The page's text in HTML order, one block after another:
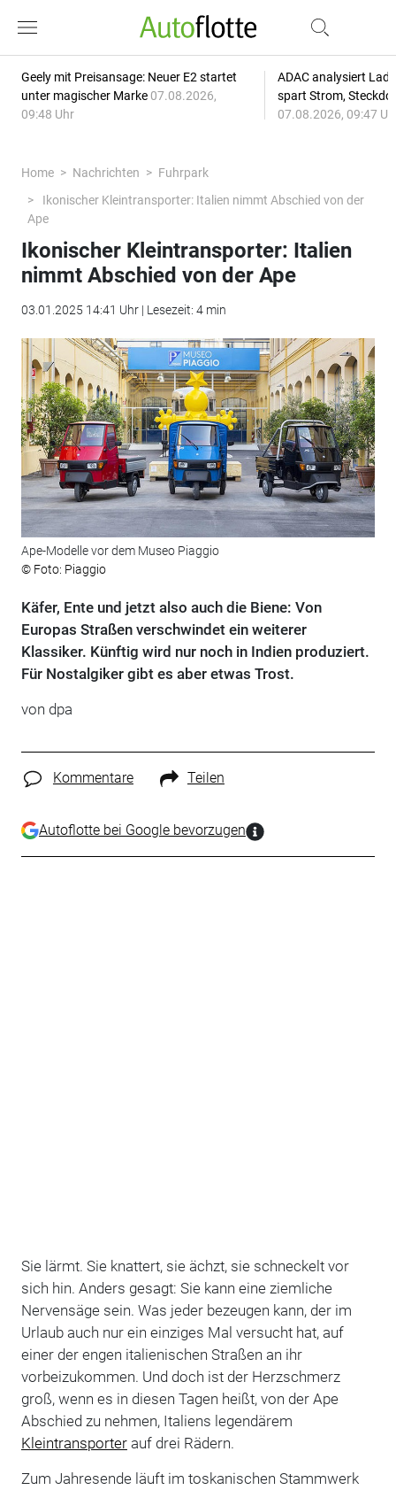
Geely mit Preisansage: Neuer E2 startet
unter magischer Marke 07.08.2026,
09:48 Uhr
ADAC analysiert
spart Strom,
07.08.2026, 09:47
Home Nachrichten
Fuhrpark
Ikonischer Kleintransporter: Italien nimmt Abschied von der
Ape
Ikonischer Kleintransporter: Italien
nimmt Abschied von der Ape
03.01.2025 14:41 Uhr | Lesezeit: 4 min
Ape-Modelle vor dem Museo Piaggio
© Foto: Piaggio
Käfer, Ente und jetzt also auch die Biene: Von
Europas Straßen verschwindet ein weiterer
Klassiker. Künftig wird nur noch in Indien produziert.
Für Nostalgiker gibt es aber etwas Trost.
von dpa
Kommentare Teilen
Autoflotte bei Google bevorzugen
Sie lärmt. Sie knattert, sie ächzt, sie schneckelt vor
sich hin. Anders gesagt: Sie kann eine ziemliche
Nervensäge sein. Was jeder bezeugen kann, der im
Urlaub auch nur ein einziges Mal versucht hat, auf
einer der engen italienischen Straßen an ihr
vorbeizukommen. Und doch ist der Herzschmerz
groß, wenn es in diesen Tagen heißt, von der Ape
Abschied zu nehmen, Italiens legendärem
Kleintransporterauf drei Rädern.
Zum Jahresende läuft im toskanischen Stammwerk